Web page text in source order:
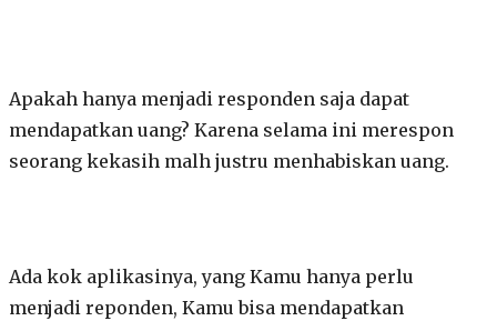
Apakah hanya menjadi responden saja dapat
mendapatkan uang? Karena selama ini merespon
seorang kekasih malh justru menhabiskan uang.
Ada kok aplikasinya, yang Kamu hanya perlu
menjadi reponden, Kamu bisa mendapatkan